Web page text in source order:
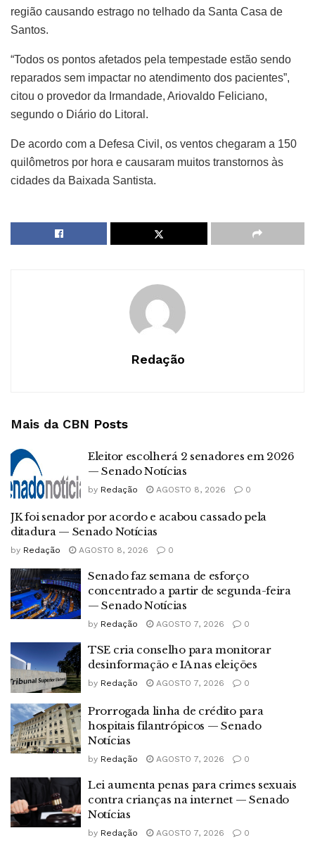
região causando estrago no telhado da Santa Casa de
Santos.
“Todos os pontos afetados pela tempestade estão sendo
reparados sem impactar no atendimento dos pacientes”,
citou o provedor da Irmandade, Ariovaldo Feliciano,
segundo o Diário do Litoral.
De acordo com a Defesa Civil, os ventos chegaram a 150
quilômetros por hora e causaram muitos transtornos às
cidades da Baixada Santista.
Redação
Mais da CBN Posts
Eleitor escolherá 2 senadores em 2026
— Senado Notícias
by Redação AGOSTO 8, 2026 0
JK foi senador por acordo e acabou cassado pela
ditadura — Senado Notícias
by Redação AGOSTO 8, 2026 0
Senado faz semana de esforço
concentrado a partir de segunda-feira
— Senado Notícias
by Redação AGOSTO 7, 2026 0
TSE cria conselho para monitorar
desinformação e IA nas eleições
by Redação AGOSTO 7, 2026 0
Prorrogada linha de crédito para
hospitais filantrópicos — Senado
Notícias
by Redação AGOSTO 7, 2026 0
Lei aumenta penas para crimes sexuais
contra crianças na internet — Senado
Notícias
by Redação AGOSTO 7, 2026 0